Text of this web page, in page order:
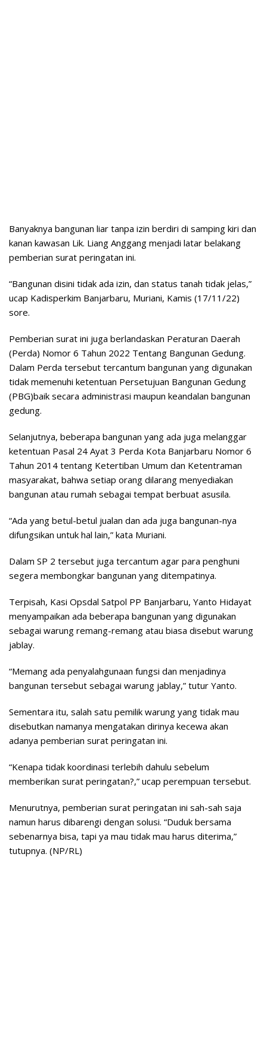
Banyaknya bangunan liar tanpa izin berdiri di samping kiri dan
kanan kawasan Lik. Liang Anggang menjadi latar belakang
pemberian surat peringatan ini.
“Bangunan disini tidak ada izin, dan status tanah tidak jelas,”
ucap Kadisperkim Banjarbaru, Muriani, Kamis (17/11/22)
sore.
Pemberian surat ini juga berlandaskan Peraturan Daerah
(Perda) Nomor 6 Tahun 2022 Tentang Bangunan Gedung.
Dalam Perda tersebut tercantum bangunan yang digunakan
tidak memenuhi ketentuan Persetujuan Bangunan Gedung
(PBG)baik secara administrasi maupun keandalan bangunan
gedung.
Selanjutnya, beberapa bangunan yang ada juga melanggar
ketentuan Pasal 24 Ayat 3 Perda Kota Banjarbaru Nomor 6
Tahun 2014 tentang Ketertiban Umum dan Ketentraman
masyarakat, bahwa setiap orang dilarang menyediakan
bangunan atau rumah sebagai tempat berbuat asusila.
“Ada yang betul-betul jualan dan ada juga bangunan-nya
difungsikan untuk hal lain,” kata Muriani.
Dalam SP 2 tersebut juga tercantum agar para penghuni
segera membongkar bangunan yang ditempatinya.
Terpisah, Kasi Opsdal Satpol PP Banjarbaru, Yanto Hidayat
menyampaikan ada beberapa bangunan yang digunakan
sebagai warung remang-remang atau biasa disebut warung
jablay.
“Memang ada penyalahgunaan fungsi dan menjadinya
bangunan tersebut sebagai warung jablay,” tutur Yanto.
Sementara itu, salah satu pemilik warung yang tidak mau
disebutkan namanya mengatakan dirinya kecewa akan
adanya pemberian surat peringatan ini.
“Kenapa tidak koordinasi terlebih dahulu sebelum
memberikan surat peringatan?,” ucap perempuan tersebut.
Menurutnya, pemberian surat peringatan ini sah-sah saja
namun harus dibarengi dengan solusi. “Duduk bersama
sebenarnya bisa, tapi ya mau tidak mau harus diterima,”
tutupnya. (NP/RL)